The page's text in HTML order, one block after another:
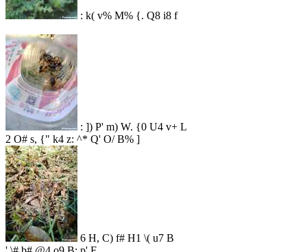
: k( v% M% {. Q8 i8 f
: ]) P' m) W. {0 U4 v+ L
2 O# s, {" k4 z: ^* Q' O/ B% ]
6 H, C) f# H1 \( u7 B